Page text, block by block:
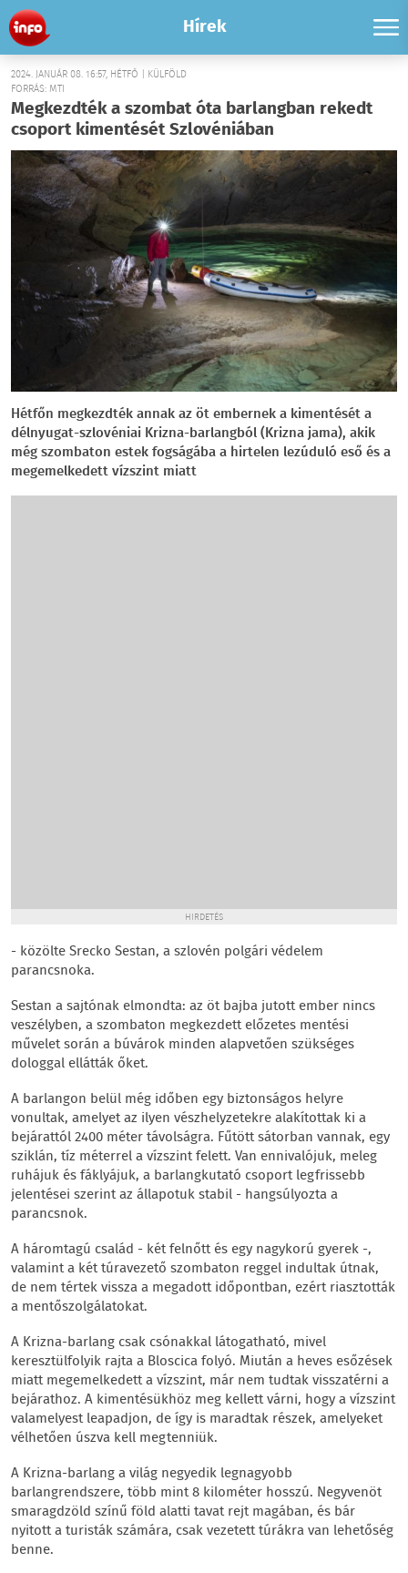
Hírek
2024. JANUÁR 08. 16:57, HÉTFŐ | KÜLFÖLD
FORRÁS: MTI
Megkezdték a szombat óta barlangban rekedt
csoport kimentését Szlovéniában
Hétfőn megkezdték annak az öt embernek a kimentését a
délnyugat-szlovéniai Krizna-barlangból (Krizna jama), akik
még szombaton estek fogságába a hirtelen lezúduló eső és a
megemelkedett vízszint miatt
HIRDETÉS
- közölte Srecko Sestan, a szlovén polgári védelem
parancsnoka.
Sestan a sajtónak elmondta: az öt bajba jutott ember nincs
veszélyben, a szombaton megkezdett előzetes mentési
művelet során a búvárok minden alapvetően szükséges
dologgal ellátták őket.
A barlangon belül még időben egy biztonságos helyre
vonultak, amelyet az ilyen vészhelyzetekre alakítottak ki a
bejárattól 2400 méter távolságra. Fűtött sátorban vannak, egy
sziklán, tíz méterrel a vízszint felett. Van ennivalójuk, meleg
ruhájuk és fáklyájuk, a barlangkutató csoport legfrissebb
jelentései szerint az állapotuk stabil - hangsúlyozta a
parancsnok.
A háromtagú család - két felnőtt és egy nagykorú gyerek -,
valamint a két túravezető szombaton reggel indultak útnak,
de nem tértek vissza a megadott időpontban, ezért riasztották
a mentőszolgálatokat.
A Krizna-barlang csak csónakkal látogatható, mivel
keresztülfolyik rajta a Bloscica folyó. Miután a heves esőzések
miatt megemelkedett a vízszint, már nem tudtak visszatérni a
bejárathoz. A kimentésükhöz meg kellett várni, hogy a vízszint
valamelyest leapadjon, de így is maradtak részek, amelyeket
vélhetően úszva kell megtenniük.
A Krizna-barlang a világ negyedik legnagyobb
barlangrendszere, több mint 8 kilométer hosszú. Negyvenöt
smaragdzöld színű föld alatti tavat rejt magában, és bár
nyitott a turisták számára, csak vezetett túrákra van lehetőség
benne.